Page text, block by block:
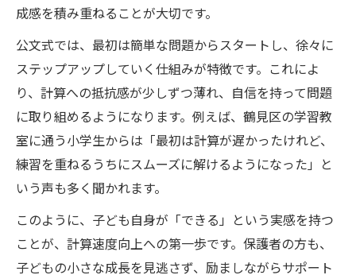
成感を積み重ねることが大切です。
公文式では、最初は簡単な問題からスタートし、徐々に
ステップアップしていく仕組みが特徴です。これによ
り、計算への抵抗感が少しずつ薄れ、自信を持って問題
に取り組めるようになります。例えば、鶴見区の学習教
室に通う小学生からは「最初は計算が遅かったけれど、
練習を重ねるうちにスムーズに解けるようになった」と
いう声も多く聞かれます。
このように、子ども自身が「できる」という実感を持つ
ことが、計算速度向上への第一歩です。保護者の方も、
子どもの小さな成長を見逃さず、励ましながらサポート